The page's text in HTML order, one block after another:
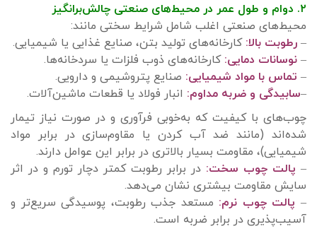
۲. دوام و طول عمر در محیط‌های صنعتی چالش‌برانگیز
محیط‌های صنعتی اغلب شامل شرایط سختی مانند:
– رطوبت بالا: کارخانه‌های تولید بتن، صنایع غذایی یا شیمیایی.
– نوسانات دمایی: کارخانه‌های ذوب فلزات یا سردخانه‌ها.
– تماس با مواد شیمیایی: صنایع پتروشیمی و دارویی.
–سابیدگی و ضربه مداوم: انبار فولاد یا قطعات ماشین‌آلات.
چوب‌های با کیفیت که به‌خوبی فرآوری و در صورت نیاز تیمار
شده‌اند (مانند ضد آب کردن یا مقاوم‌سازی در برابر مواد
شیمیایی)، مقاومت بسیار بالاتری در برابر این عوامل دارند.
– پالت چوب سخت: در برابر رطوبت کمتر دچار تورم و در اثر
سایش مقاومت بیشتری نشان می‌دهد.
– پالت چوب نرم: مستعد جذب رطوبت، پوسیدگی سریع‌تر و
آسیب‌پذیری در برابر ضربه است.